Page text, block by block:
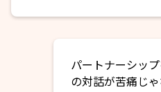
パートナーシッ
の対話が苦痛じ